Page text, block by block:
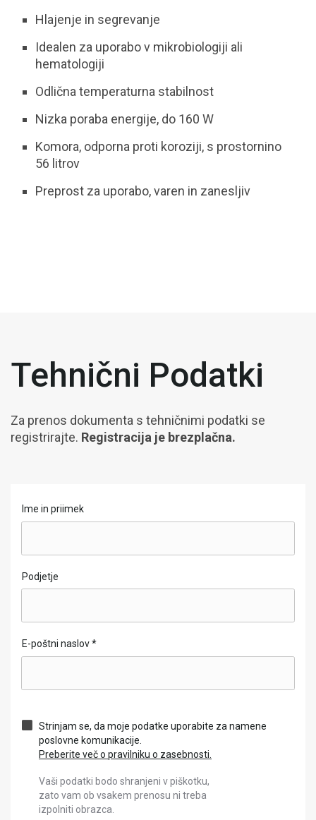
Hlajenje in segrevanje
Idealen za uporabo v mikrobiologiji ali
hematologiji
Odlična temperaturna stabilnost
Nizka poraba energije, do 160 W
Komora, odporna proti koroziji, s prostornino
56 litrov
Preprost za uporabo, varen in zanesljiv
Tehnični Podatki
Za prenos dokumenta s tehničnimi podatki se
registrirajte. Registracija je brezplačna.
Ime in priimek
Podjetje
E-poštni naslov*
Strinjam se, da moje podatke uporabite za namene
poslovne komunikacije.
Preberite več o pravilniku o zasebnosti.
Vaši podatki bodo shranjeni v piškotku,
zato vam ob vsakem prenosu ni treba
izpolniti obrazca.